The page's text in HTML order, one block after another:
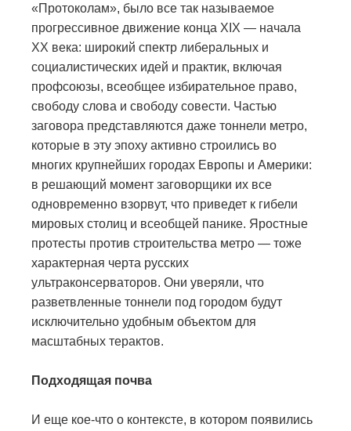
«Протоколам», было все так называемое
прогрессивное движение конца XIX — начала
XX века: широкий спектр либеральных и
социалистических идей и практик, включая
профсоюзы, всеобщее избирательное право,
свободу слова и свободу совести. Частью
заговора представляются даже тоннели метро,
которые в эту эпоху активно строились во
многих крупнейших городах Европы и Америки:
в решающий момент заговорщики их все
одновременно взорвут, что приведет к гибели
мировых столиц и всеобщей панике. Яростные
протесты против строительства метро — тоже
характерная черта русских
ультраконсерваторов. Они уверяли, что
разветвленные тоннели под городом будут
исключительно удобным объектом для
масштабных терактов.
Подходящая почва
И еще кое-что о контексте, в котором появились